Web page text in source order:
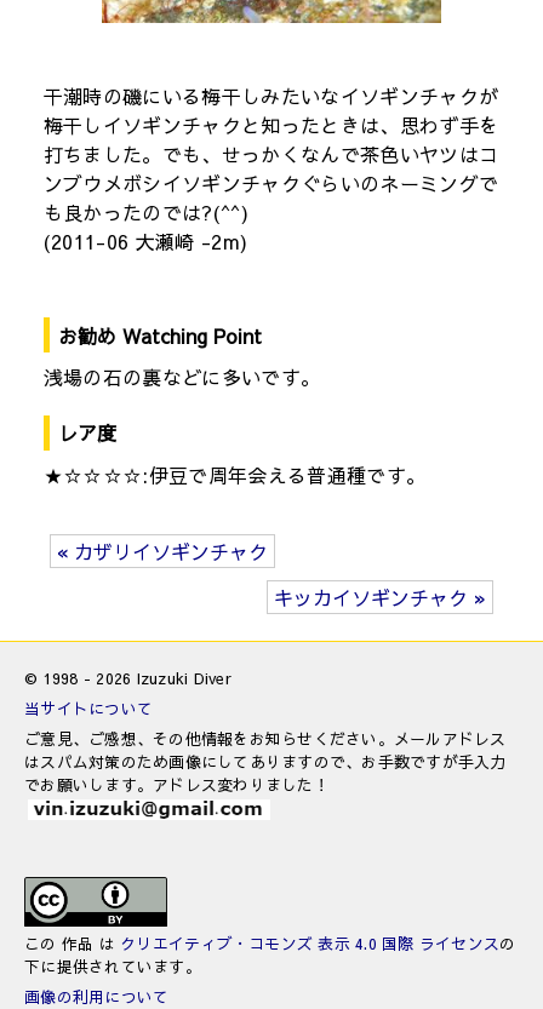
干潮時の磯にいる梅干しみたいなイソギンチャクが
梅干しイソギンチャクと知ったときは、思わず手を
打ちました。でも、せっかくなんで茶色いヤツはコ
ンブウメボシイソギンチャクぐらいのネーミングで
も良かったのでは?(^^)
(2011-06 大瀬崎 -2m)
お勧め Watching Point
浅場の石の裏などに多いです。
レア度
★☆☆☆☆:伊豆で周年会える普通種です。
« カザリイソギンチャク
キッカイソギンチャク »
© 1998 - 2026 Izuzuki Diver
当サイトについて
ご意見、ご感想、その他情報をお知らせください。メールアドレス
はスパム対策のため画像にしてありますので、お手数ですが手入力
でお願いします。アドレス変わりました！
この 作品 は クリエイティブ・コモンズ 表示 4.0 国際 ライセンスの
下に提供されています。
画像の利用について